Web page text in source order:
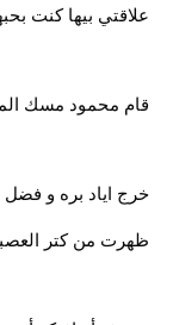
علاقتي بيها كنت
قام محمود مسك
خرج اياد بره و
ظهرت من كتر